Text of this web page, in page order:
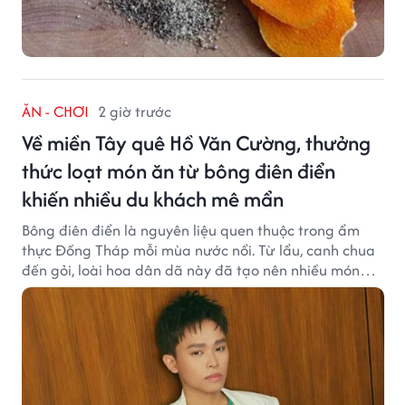
ĂN - CHƠI 2 giờ trước
Về miền Tây quê Hồ Văn Cường, thưởng
thức loạt món ăn từ bông điên điển
khiến nhiều du khách mê mẩn
Bông điên điển là nguyên liệu quen thuộc trong ẩm
thực Đồng Tháp mỗi mùa nước nổi. Từ lẩu, canh chua
đến gỏi, loài hoa dân dã này đã tạo nên nhiều món
ngon khiến du khách khó quên.